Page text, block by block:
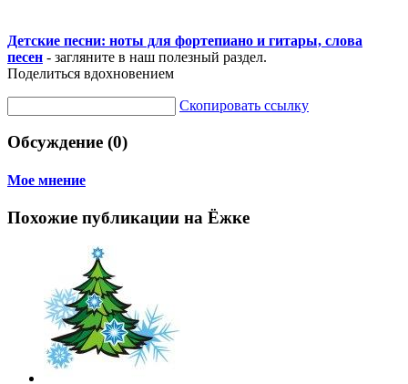
Детские песни: ноты для фортепиано и гитары, слова
песен - загляните в наш полезный раздел.
Поделиться вдохновением
Скопировать ссылку
Обсуждение (0)
Мое мнение
Похожие публикации на Ёжке